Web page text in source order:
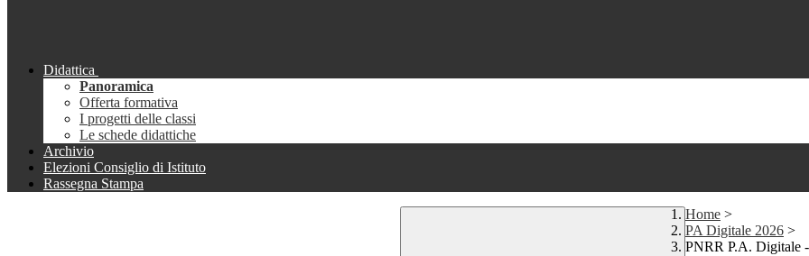
Didattica
Panoramica
Offerta formativa
I progetti delle classi
Le schede didattiche
Archivio
Elezioni Consiglio di Istituto
Rassegna Stampa
Home >
PA Digitale 2026 >
PNRR P.A. Digitale